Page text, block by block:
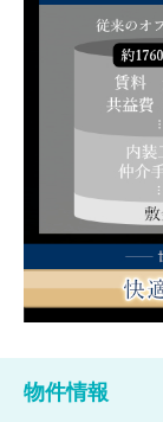
物件情報